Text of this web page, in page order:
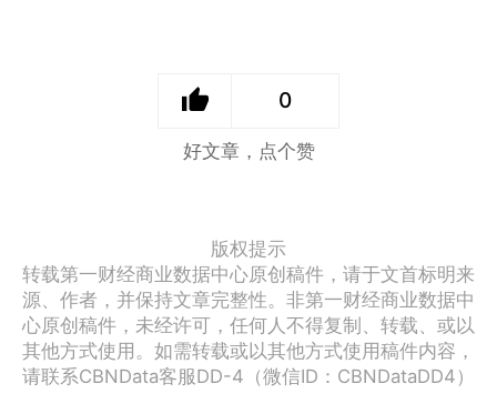
0
好文章，点个赞
版权提示
转载第一财经商业数据中心原创稿件，请于文首标明来
源、作者，并保持文章完整性。非第一财经商业数据中
心原创稿件，未经许可，任何人不得复制、转载、或以
其他方式使用。如需转载或以其他方式使用稿件内容，
请联系CBNData客服DD-4（微信ID：CBNDataDD4）